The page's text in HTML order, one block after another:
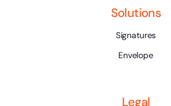
Solutions
Signatures
Envelope
Legal